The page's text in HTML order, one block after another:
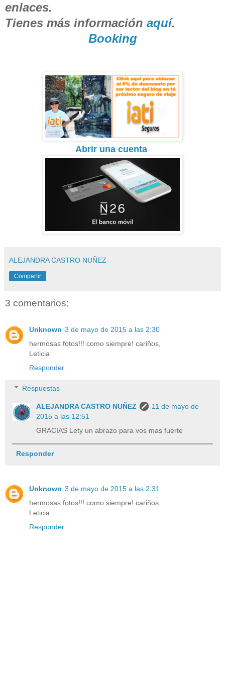
enlaces.
Tienes más información aquí.
Booking
Abrir una cuenta
ALEJANDRA CASTRO NUÑEZ
Compartir
3 comentarios:
Unknown 3 de mayo de 2015 a las 2:30
hermosas fotos!!! como siempre! cariños,
Leticia
Responder
Respuestas
ALEJANDRA CASTRO NUÑEZ
11 de mayo de
2015 a las 12:51
GRACIAS Lety un abrazo para vos mas fuerte
Responder
Unknown 3 de mayo de 2015 a las 2:31
hermosas fotos!!! como siempre! cariños,
Leticia
Responder